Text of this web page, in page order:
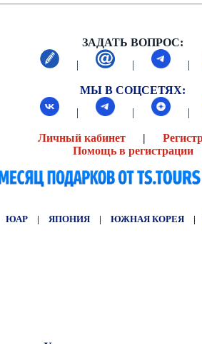
ЗАДАТЬ ВОПРОС:
|
| |
МЫ В СОЦСЕТЯХ:
|
| |
Личный кабинет|
Помощь в регистрации
ЮАР | ЯПОНИЯ | ЮЖНАЯ КОРЕЯ |